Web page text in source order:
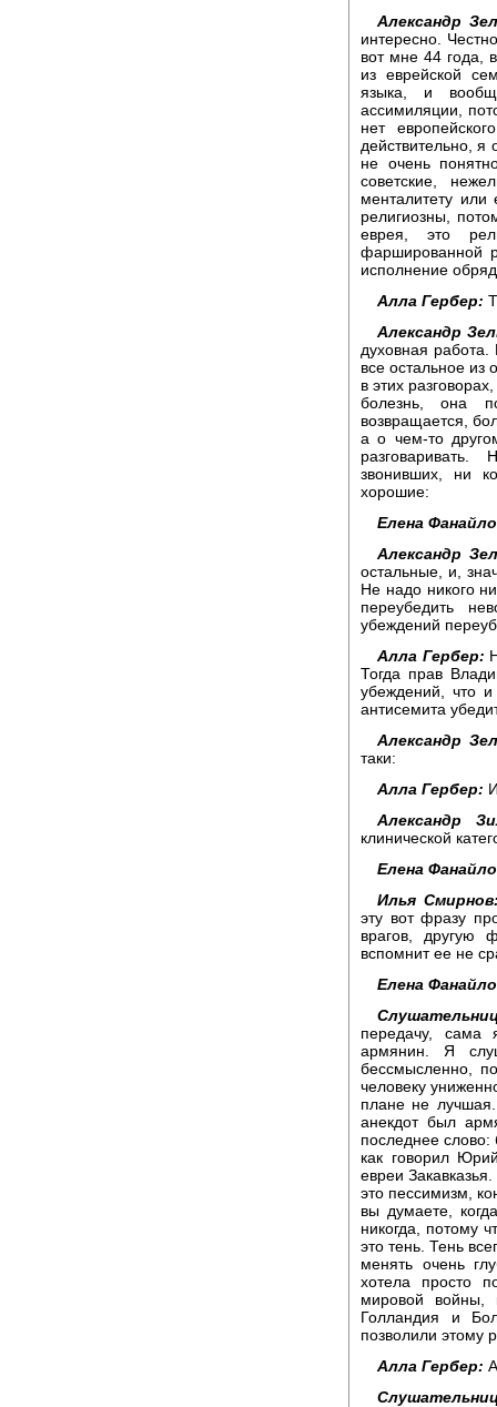
Александр
интересно.
вот мне 44 года,
из еврейской
языка, и
ассимиляции,
нет
действительно,
не очень
советские,
менталитету
религиозны,
еврея, это
фаршированной
исполнение
Алла Гербер:
Александр
духовная
все остальное из
в этих
болезнь, она
возвращается,
а о чем-то
звонивших, ни
хорошие:
Елена
Александр
остальные, и,
Не надо никого
переубедить
убеждений
Алла Гербер:
Тогда прав
убеждений, что
антисемита
Александр
таки:
Алла Гербер:
Александр
клинической
Елена
Илья
эту вот фразу
врагов, другую
вспомнит ее не
Елена
передачу,
армянин. Я
бессмысленно,
человеку
плане не
анекдот был
последнее слово:
как говорил
евреи
это пессимизм,
вы думаете,
никогда, потому
это тень. Тень
менять очень
хотела просто
мировой войны,
Голландия и
позволили этому
Алла Гербер: